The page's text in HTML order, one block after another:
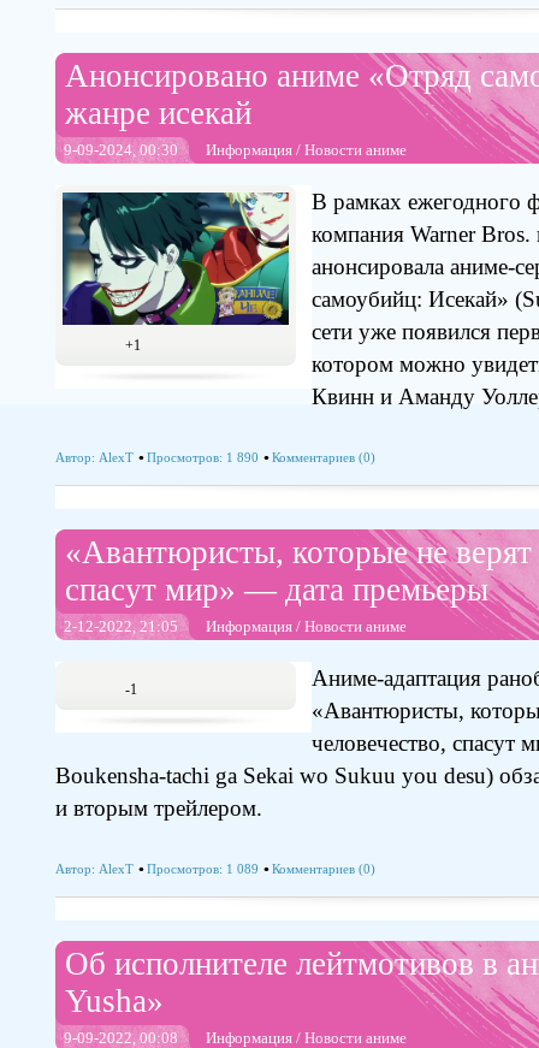
Анонсировано аниме «Отряд
жанре исекай
9-09-2024, 00:30 Информация / Новости аниме
+1
В рамках ежегодного
компания Warner
анонсировала аниме-
самоубийц: Исекай»
сети уже появился
котором можно
Квинн и Аманду
Автор: AlexT Просмотров: 1 890 Комментариев (0)
«Авантюристы, которые не верят
спасут мир» — дата премьеры
2-12-2022, 21:05 Информация / Новости аниме
-1
Аниме-адаптация
«Авантюристы,
человечество, спасут
Boukensha-tachi ga Sekai wo Sukuu you desu)
и вторым трейлером.
Автор: AlexT Просмотров: 1 089 Комментариев (0)
Об исполнителе лейтмотивов в
Yusha»
9-09-2022, 00:08 Информация / Новости аниме